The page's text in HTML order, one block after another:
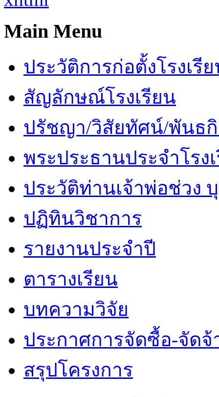
Main Menu
ประวัติการก่อตั้งโรงเรี
สัญลักษณ์โรงเรียน
ปรัชญา/วิสัยทัศน์/พันธ
พระประธานประจำโรง
ประวัติท่านเจ้าพ่อช่วง
ปฏิทินวิชาการ
รายงานประจำปี
ตารางเรียน
บทความวิจัย
ประกาศการจัดซื้อ-จัดจ้
สรุปโครงการ